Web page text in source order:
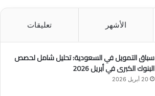
الأشهر تعليقات
سباق التمويل في السعودية: تحليل شامل لحصص
البنوك الكبرى في أبريل 2026
20 أبريل 2026